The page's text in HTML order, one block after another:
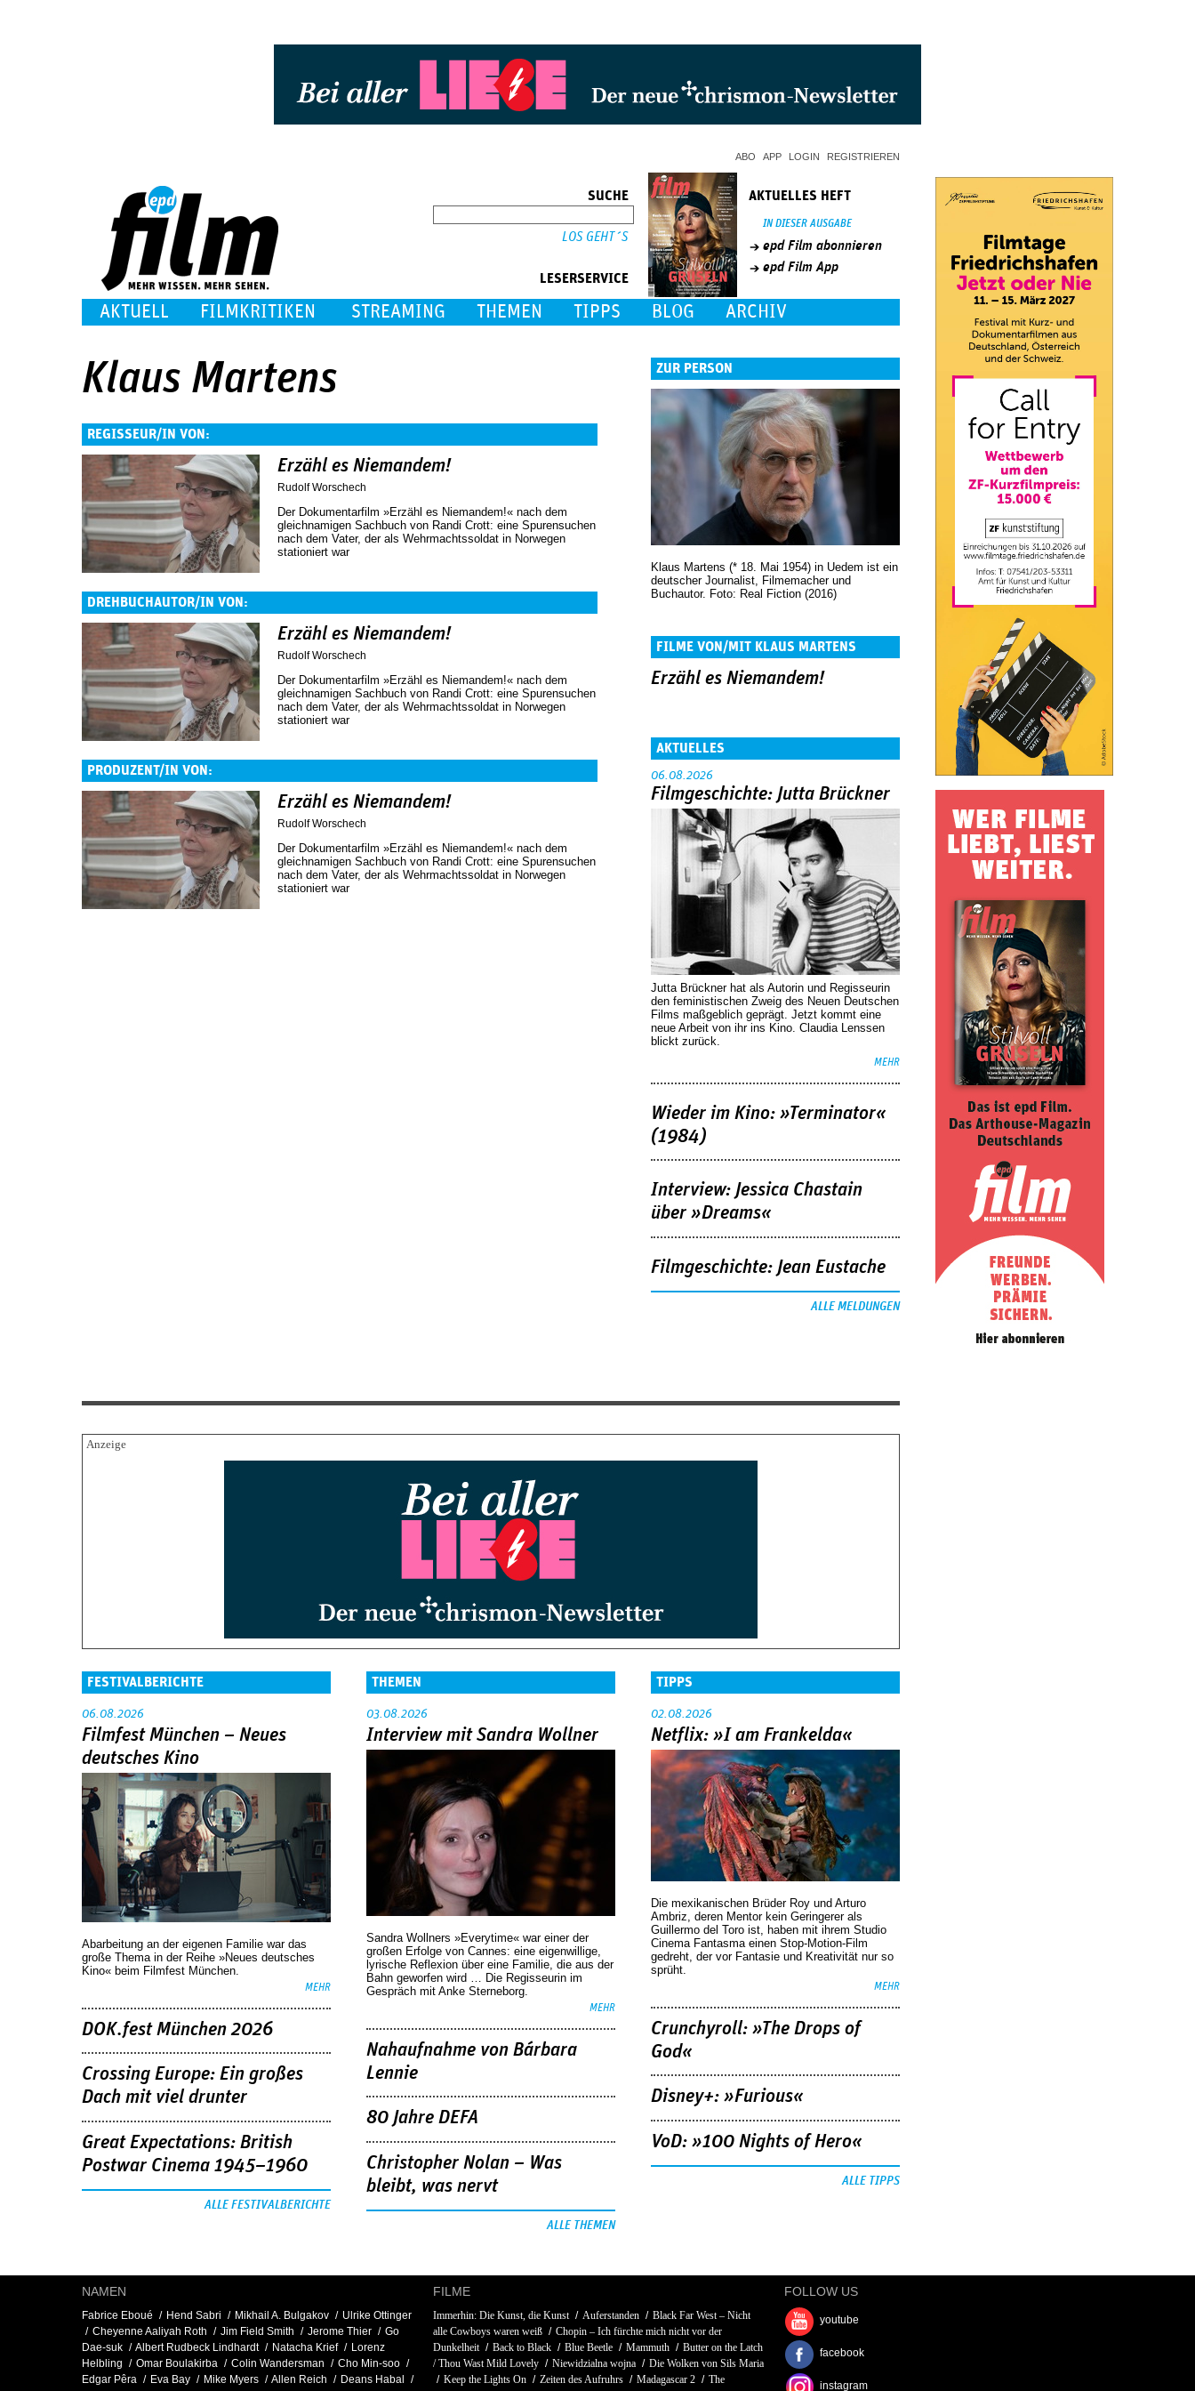
ABO APP LOGIN REGISTRIEREN
SUCHE
LESERSERVICE
AKTUELLES HEFT
IN DIESER AUSGABE
epd Film abonnieren
epd Film App
AKTUELL FILMKRITIKEN STREAMING THEMEN TIPPS BLOG ARCHIV
Klaus Martens
REGISSEUR/IN VON:
Erzähl es Niemandem!
Rudolf Worschech
Der Dokumentarfilm »Erzähl es Niemandem!« nach dem
gleichnamigen Sachbuch von Randi Crott: eine Spurensuchen
nach dem Vater, der als Wehrmachtssoldat in Norwegen
stationiert war
DREHBUCHAUTOR/IN VON:
Erzähl es Niemandem!
Rudolf Worschech
Der Dokumentarfilm »Erzähl es Niemandem!« nach dem
gleichnamigen Sachbuch von Randi Crott: eine Spurensuchen
nach dem Vater, der als Wehrmachtssoldat in Norwegen
stationiert war
PRODUZENT/IN VON:
Erzähl es Niemandem!
Rudolf Worschech
Der Dokumentarfilm »Erzähl es Niemandem!« nach dem
gleichnamigen Sachbuch von Randi Crott: eine Spurensuchen
nach dem Vater, der als Wehrmachtssoldat in Norwegen
stationiert war
ZUR PERSON
Klaus Martens (* 18. Mai 1954) in Uedem ist ein
deutscher Journalist, Filmemacher und
Buchautor. Foto: Real Fiction (2016)
FILME VON/MIT KLAUS MARTENS
Erzähl es Niemandem!
AKTUELLES
06.08.2026
Filmgeschichte: Jutta Brückner
Jutta Brückner hat als Autorin und Regisseurin
den feministischen Zweig des Neuen Deutschen
Films maßgeblich geprägt. Jetzt kommt eine
neue Arbeit von ihr ins Kino. Claudia Lenssen
blickt zurück.
MEHR
Wieder im Kino: »Terminator«
(1984)
Interview: Jessica Chastain
über »Dreams«
Filmgeschichte: Jean Eustache
ALLE MELDUNGEN
FESTIVALBERICHTE
06.08.2026
Filmfest München – Neues
deutsches Kino
Abarbeitung an der eigenen Familie war das
große Thema in der Reihe »Neues deutsches
Kino« beim Filmfest München.
MEHR
DOK.fest München 2026
Crossing Europe: Ein großes
Dach mit viel drunter
Great Expectations: British
Postwar Cinema 1945–1960
ALLE FESTIVALBERICHTE
THEMEN
03.08.2026
Interview mit Sandra Wollner
Sandra Wollners »Everytime« war einer der
großen Erfolge von Cannes: eine eigenwillige,
lyrische Reflexion über eine ­Familie, die aus der
Bahn geworfen wird … Die Regisseurin im
Gespräch mit Anke Sterneborg.
MEHR
Nahaufnahme von Bárbara
Lennie
80 Jahre DEFA
Christopher Nolan – Was
bleibt, was nervt
ALLE THEMEN
TIPPS
02.08.2026
Netflix: »I am Frankelda«
Die mexikanischen Brüder Roy und Arturo
Ambriz, deren Mentor kein Geringerer als
Guillermo del Toro ist, haben mit ihrem Studio
Cinema Fantasma einen Stop-Motion-Film
gedreht, der vor Fantasie und Kreativität nur so
sprüht.
MEHR
Crunchyroll: »The Drops of
God«
Disney+: »Furious«
VoD: »100 Nights of Hero«
ALLE TIPPS
NAMEN
Fabrice Eboué Hend Sabri Mikhail A. Bulgakov
Ulrike Ottinger
Cheyenne Aaliyah Roth
Jim Field Smith Jerome Thier
Go
Dae-suk
Albert Rudbeck Lindhardt Natacha Krief
Lorenz
Helbling
Omar Boulakirba Colin Wandersman
Cho Min-soo
Edgar Pêra
Eva Bay Mike Myers Allen Reich
Deans Habal
FILME
Immerhin: Die Kunst, die Kunst Auferstanden
Black Far West – Nicht
alle Cowboys waren weiß
Chopin – Ich fürchte mich nicht vor der
Dunkelheit
Back to Black Blue Beetle Mammuth
Butter on the Latch
/ Thou Wast Mild Lovely
Niewidzialna wojna
Die Wolken von Sils Maria
Keep the Lights On
Zeiten des Aufruhrs Madagascar 2
The
FOLLOW US
youtube
facebook
instagram